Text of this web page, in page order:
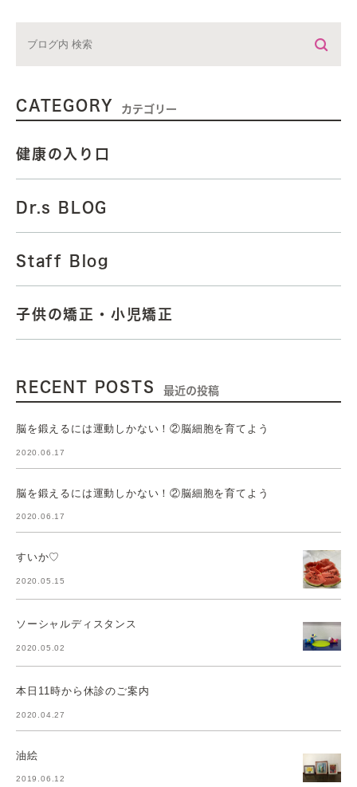
CATEGORY カテゴリー
健康の入り口
Dr.s BLOG
Staff Blog
子供の矯正・小児矯正
RECENT POSTS 最近の投稿
脳を鍛えるには運動しかない！②脳細胞を育てよう
2020.06.17
脳を鍛えるには運動しかない！②脳細胞を育てよう
2020.06.17
すいか♡
2020.05.15
ソーシャルディスタンス
2020.05.02
本日11時から休診のご案内
2020.04.27
油絵
2019.06.12